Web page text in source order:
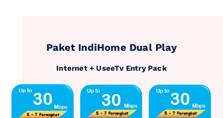
Paket IndiHome Dual Play
Internet + UseeTv Entry Pack